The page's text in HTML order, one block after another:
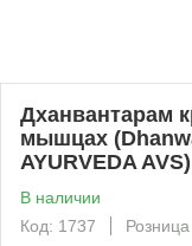
Дханвантарам
мышцах
AYURVEDA
В наличии
Код: 1737
Розница